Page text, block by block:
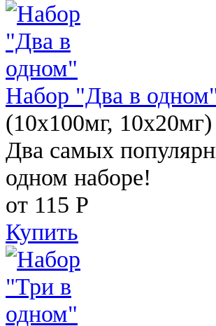
Набор "Два в
(10x100мг, 10x20мг)
Два самых
одном наборе!
от 115 Р
Купить